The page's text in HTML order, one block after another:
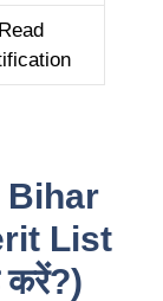
Read
Bihar
List
करें?)